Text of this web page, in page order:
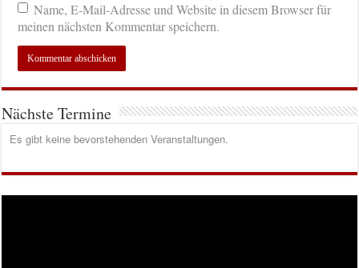
Name, E-Mail-Adresse und Website in diesem Browser für
meinen nächsten Kommentar speichern.
Nächste Termine
Es gibt keine bevorstehenden Veranstaltungen.